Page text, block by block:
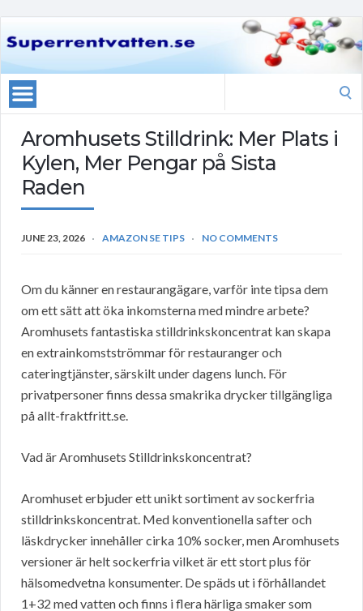
Aromhusets Stilldrink: Mer Plats i
Kylen, Mer Pengar på Sista
Raden
JUNE 23, 2026 AMAZON SE TIPS NO COMMENTS
Om du känner en restaurangägare, varför inte tipsa dem
om ett sätt att öka inkomsterna med mindre arbete?
Aromhusets fantastiska stilldrinkskoncentrat kan skapa
en extrainkomstströmmar för restauranger och
cateringtjänster, särskilt under dagens lunch. För
privatpersoner finns dessa smakrika drycker tillgängliga
på allt-fraktfritt.se.
Vad är Aromhusets Stilldrinkskoncentrat?
Aromhuset erbjuder ett unikt sortiment av sockerfria
stilldrinkskoncentrat. Med konventionella safter och
läskdrycker innehåller cirka 10% socker, men Aromhusets
versioner är helt sockerfria vilket är ett stort plus för
hälsomedvetna konsumenter. De späds ut i förhållandet
1+32 med vatten och finns i flera härliga smaker som